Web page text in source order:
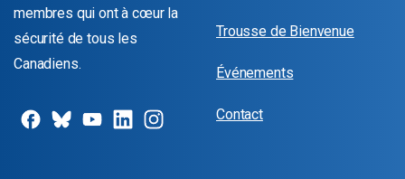
membres qui ont à cœur la
sécurité de tous les
Canadiens.
Trousse de Bienvenue
Événements
Contact